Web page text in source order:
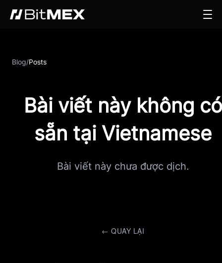
Blog/Posts
Bài viết này không có
sẵn tại Vietnamese
Bài viết này chưa được dịch.
← QUAY LẠI